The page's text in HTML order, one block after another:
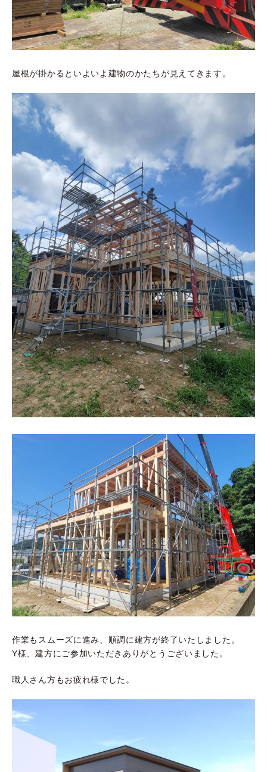
屋根が掛かるといよいよ建物のかたちが見えてきます。
作業もスムーズに進み、順調に建方が終了いたしました。
Y様、建方にご参加いただきありがとうございました。
職人さん方もお疲れ様でした。